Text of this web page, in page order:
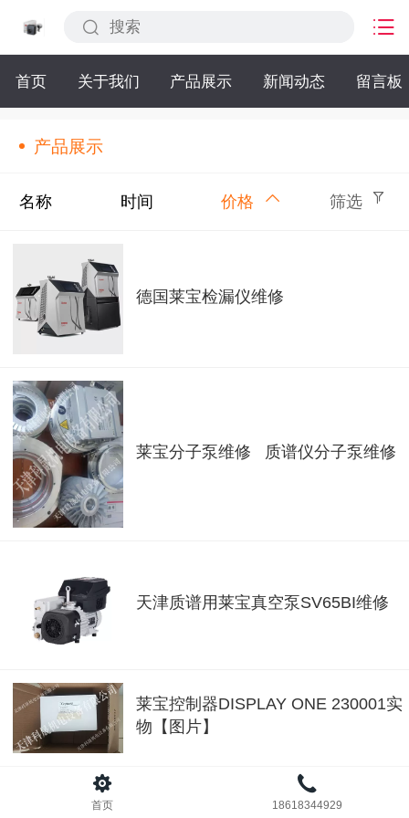
首页 关于我们 产品展示 新闻动态 留言板
产品展示
名称 时间 价格 筛选
德国莱宝检漏仪维修
莱宝分子泵维修 质谱仪分子泵维修
天津质谱用莱宝真空泵SV65BI维修
莱宝控制器DISPLAY ONE 230001实
物【图片】
首页 18618344929